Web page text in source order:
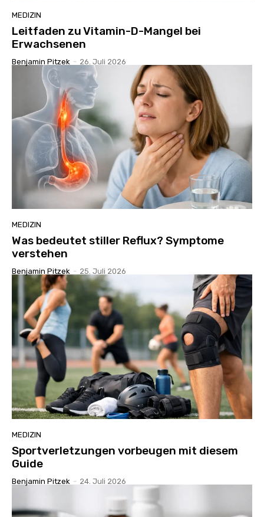
MEDIZIN
Leitfaden zu Vitamin-D-Mangel bei
Erwachsenen
Benjamin Pitzek - 26. Juli 2026
MEDIZIN
Was bedeutet stiller Reflux? Symptome
verstehen
Benjamin Pitzek - 25. Juli 2026
MEDIZIN
Sportverletzungen vorbeugen mit diesem
Guide
Benjamin Pitzek - 24. Juli 2026